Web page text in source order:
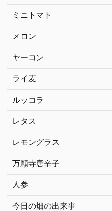
ミニトマト
メロン
ヤーコン
ライ麦
ルッコラ
レタス
レモングラス
万願寺唐辛子
人参
今日の畑の出来事